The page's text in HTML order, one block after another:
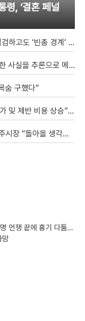
령, ‘결혼 페널
도 ‘빈총 경계’ 몰랐다
론으로 메꿔” [현장영상]
숨 구했다”
비용 상승” [자막뉴스]
장 “돌아올 생각은?”
언쟁 끝에 흉기 다툼…
망